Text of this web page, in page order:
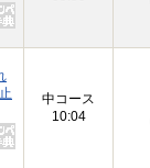
中コース
10:04